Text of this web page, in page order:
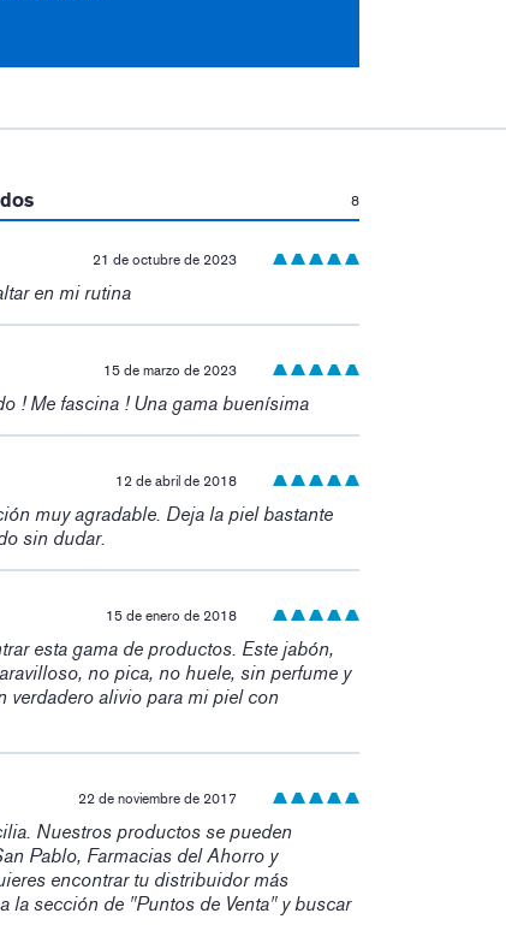
: 8
21 de octubre de 2023
en mi rutina
15 de marzo de 2023
! Me fascina ! Una gama buenísima
12 de abril de 2018
muy agradable. Deja la piel bastante
sin dudar.
15 de enero de 2018
esta gama de productos. Este jabón,
no pica, no huele, sin perfume y
verdadero alivio para mi piel con
22 de noviembre de 2017
Nuestros productos se pueden
Pablo, Farmacias del Ahorro y
encontrar tu distribuidor más
la sección de "Puntos de Venta" y buscar